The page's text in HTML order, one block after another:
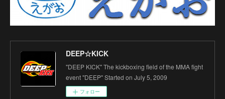
DEEP☆KICK
"DEEP KICK" The kickboxing field of the MMA fight
event "DEEP" Started on July 5, 2009
フォロー